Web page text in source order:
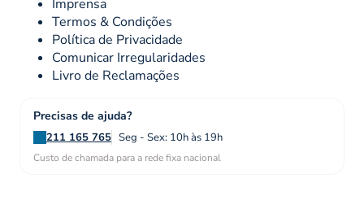
Imprensa
Termos & Condições
Política de Privacidade
Comunicar Irregularidades
Livro de Reclamações
Precisas de ajuda?
211 165 765 Seg - Sex: 10h às 19h
Custo de chamada para a rede fixa nacional